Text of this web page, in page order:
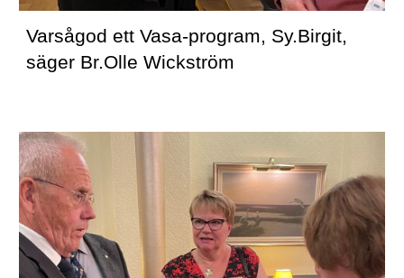
Varsågod ett Vasa-program, Sy.Birgit,
säger Br.Olle Wickström